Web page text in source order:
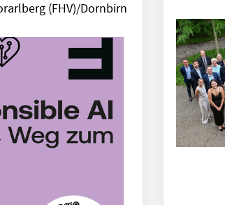
(FHV)/Dornbirn